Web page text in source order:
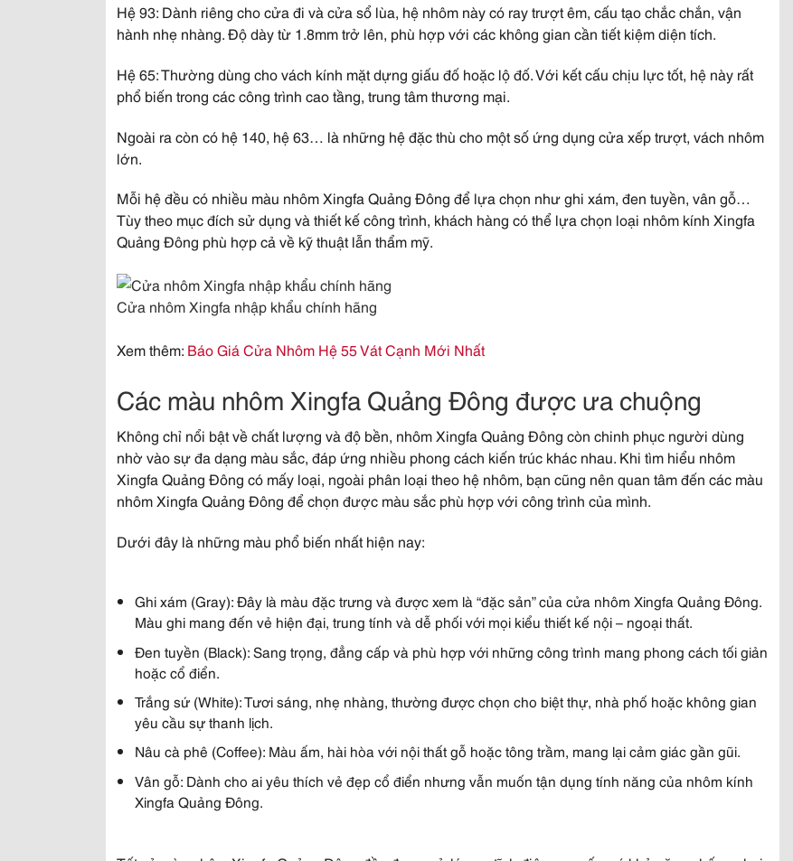
Hệ 93: Dành riêng cho cửa đi và cửa sổ lùa, hệ nhôm này có ray trượt êm, cấu tạo chắc chắn, vận
hành nhẹ nhàng. Độ dày từ 1.8mm trở lên, phù hợp với các không gian cần tiết kiệm diện tích.
Hệ 65:Thường dùng cho vách kính mặt dựng giấu đố hoặc lộ đố. Với kết cấu chịu lực tốt, hệ này rất
phổ biến trong các công trình cao tầng, trung tâm thương mại.
Ngoài ra còn có hệ 140, hệ 63… là những hệ đặc thù cho một số ứng dụng cửa xếp trượt, vách nhôm
lớn.
Mỗi hệ đều có nhiều màu nhôm Xingfa Quảng Đông để lựa chọn như ghi xám, đen tuyền, vân gỗ…
Tùy theo mục đích sử dụng và thiết kế công trình, khách hàng có thể lựa chọn loại nhôm kính Xingfa
Quảng Đông phù hợp cả về kỹ thuật lẫn thẩm mỹ.
Cửa nhôm Xingfa nhập khẩu chính hãng
Xem thêm: Báo Giá Cửa Nhôm Hệ 55 Vát Cạnh Mới Nhất
Các màu nhôm Xingfa Quảng Đông được ưa chuộng
Không chỉ nổi bật về chất lượng và độ bền, nhôm Xingfa Quảng Đông còn chinh phục người dùng
nhờ vào sự đa dạng màu sắc, đáp ứng nhiều phong cách kiến trúc khác nhau. Khi tìm hiểu nhôm
Xingfa Quảng Đông có mấy loại, ngoài phân loại theo hệ nhôm, bạn cũng nên quan tâm đến các màu
nhôm Xingfa Quảng Đông để chọn được màu sắc phù hợp với công trình của mình.
Dưới đây là những màu phổ biến nhất hiện nay:
Ghi xám (Gray):Đây là màu đặc trưng và được xem là “đặc sản” của cửa nhôm Xingfa Quảng Đông.
Màu ghi mang đến vẻ hiện đại, trung tính và dễ phối với mọi kiểu thiết kế nội – ngoại thất.
Đen tuyền (Black):Sang trọng, đẳng cấp và phù hợp với những công trình mang phong cách tối giản
hoặc cổ điển.
Trắng sứ (White):Tươi sáng, nhẹ nhàng, thường được chọn cho biệt thự, nhà phố hoặc không gian
yêu cầu sự thanh lịch.
Nâu cà phê (Coffee): Màu ấm, hài hòa với nội thất gỗ hoặc tông trầm, mang lại cảm giác gần gũi.
Vân gỗ: Dành cho ai yêu thích vẻ đẹp cổ điển nhưng vẫn muốn tận dụng tính năng của nhôm kính
Xingfa Quảng Đông.